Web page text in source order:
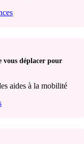
vous déplacer pour
aides à la mobilité